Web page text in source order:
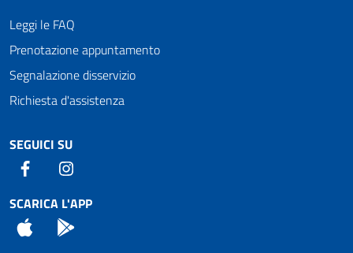
Leggi le FAQ
Prenotazione appuntamento
Segnalazione disservizio
Richiesta d'assistenza
SEGUICI SU
Facebook
SCARICA L'APP
App Store